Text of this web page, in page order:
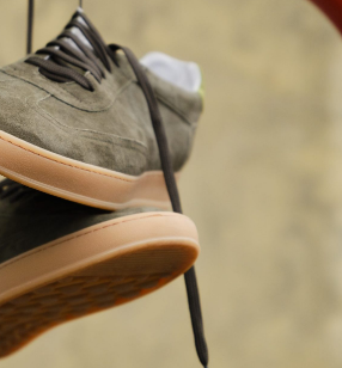
ACTARUS OCRA
80016ASL2-OCR
185€
COLORI DISPONIBILI